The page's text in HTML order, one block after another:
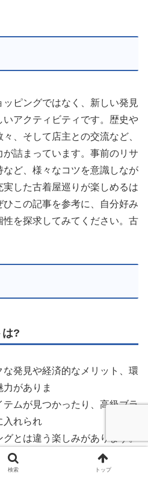
ピングではなく、新しい発見
アクティビティです。歴史や
、そして店主との交流など、
詰まっています。事前のリサ
ど、様々なコツを意識しなが
した古着屋巡りが楽しめるは
この記事を参考に、自分好み
を探求してみてください。古
は?
発見や経済的なメリット、環
がありま
ムが見つかったり、高級ブラ
入れられ
とは違う楽しみがあります。
境への
一つと言えるでしょう。
検索 トップ